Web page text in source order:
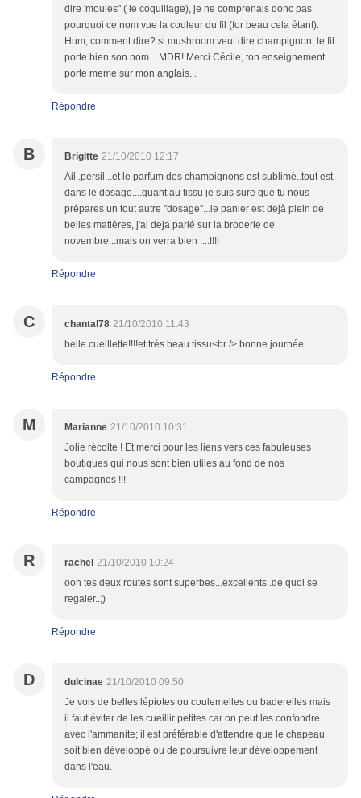
dire 'moules" ( le coquillage), je ne comprenais donc pas
pourquoi ce nom vue la couleur du fil (for beau cela étant):
Hum, comment dire? si mushroom veut dire champignon, le fil
porte bien son nom... MDR! Merci Cécile, ton enseignement
porte meme sur mon anglais...
Répondre
B Brigitte 21/10/2010 12:17
Ail..persil...et le parfum des champignons est sublimé..tout est
dans le dosage....quant au tissu je suis sure que tu nous
prépares un tout autre "dosage"...le panier est dejà plein de
belles matières, j'ai deja parié sur la broderie de
novembre...mais on verra bien ....!!!!
Répondre
C chantal78 21/10/2010 11:43
belle cueillette!!!!et très beau tissu<br /> bonne journée
Répondre
M Marianne 21/10/2010 10:31
Jolie récolte ! Et merci pour les liens vers ces fabuleuses
boutiques qui nous sont bien utiles au fond de nos
campagnes !!!
Répondre
R rachel 21/10/2010 10:24
ooh tes deux routes sont superbes...excellents..de quoi se
regaler..;)
Répondre
D dulcinae 21/10/2010 09:50
Je vois de belles lépiotes ou coulemelles ou baderelles mais
il faut éviter de les cueillir petites car on peut les confondre
avec l'ammanite; il est préférable d'attendre que le chapeau
soit bien développé ou de poursuivre leur développement
dans l'eau.